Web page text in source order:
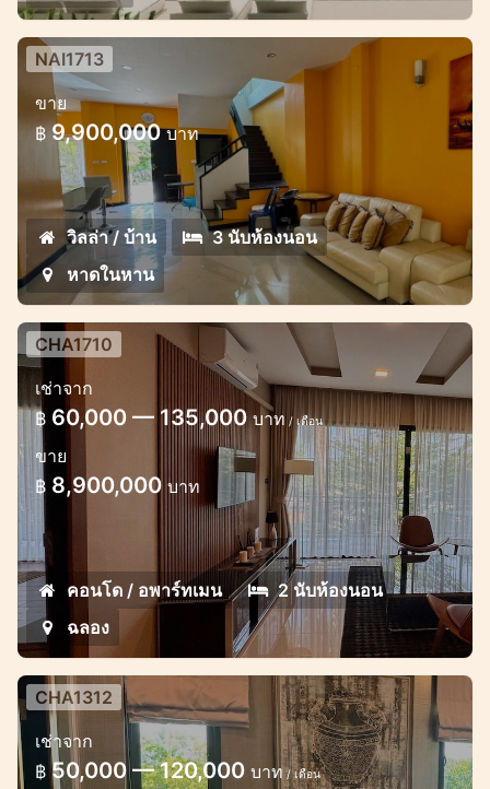
บ้าน 3 ห้องนอน ในหมู่บ้านเมดวิลเลจ
ตำบลในหาน
ขายบ้านสวยในโครงการในหาน
NAI1713
ขาย
฿ 9,900,000บาท
วิลล่า / บ้าน
3 นับห้องนอน
หาดในหาน
CHA1710
เช่าจาก
฿ 60,000 — 135,000บาท / เดือน
ขาย
฿ 8,900,000 บาท
คอนโด / อพาร์ทเมน
2 นับห้องนอน
ฉลอง
CHA1312
เช่าจาก
฿ 50,000 — 120,000 บาท/ เดือน